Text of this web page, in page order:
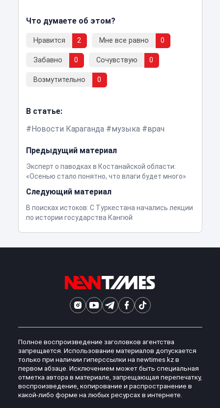
Что думаете об этом?
Нравится 2 Мне все равно 0
Забавно 0 Сочувствую 0
Возмутительно 0
В статье:
Новости Караганда
музыка врач
Предыдущий материал
Эксперт о паводках в Костанайской области:
«Осенью стало понятно, что влаги будет много»
Следующий материал
В поисках истоков: С Туркестана начались лекции
по истории государства Кангюй
Полное воспроизведение заголовков агентства
запрещается. Использование материалов допускается
только при наличии гиперссылки на newtimes.kz в
первом абзаце. Исключением может быть специальная
отметка автора в материале, запрещающая перепечатку,
воспроизведение, копирование и распространение в
какой-либо форме на любых ресурсах в интернете.